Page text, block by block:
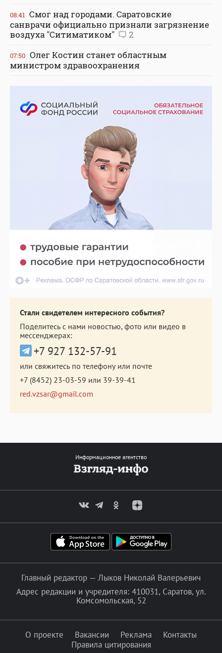
08:41 Смог над городами. Саратовские
санврачи официально признали загрязнение
воздуха "Ситиматиком"
2
07:50 Олег Костин станет областным
министром здравоохранения
Стали свидетелем интересного события?
Поделитесь с нами новостью, фото или видео в
мессенджерах:
+7 927 132-57-91
или свяжитесь по телефону или почте
+7 (8452) 23-03-59 или 39-39-41
red.vzsar@gmail.com
Информационное агентство
Главный редактор — Лыков Николай Валерьевич
Адрес редакции и учредителя: 410031, Саратов, ул.
Комсомольская, 52
О проекте Вакансии Реклама
Контакты
Правила цитирования